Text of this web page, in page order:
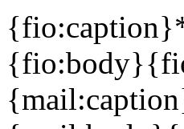
{fio:caption}
{fio:body}